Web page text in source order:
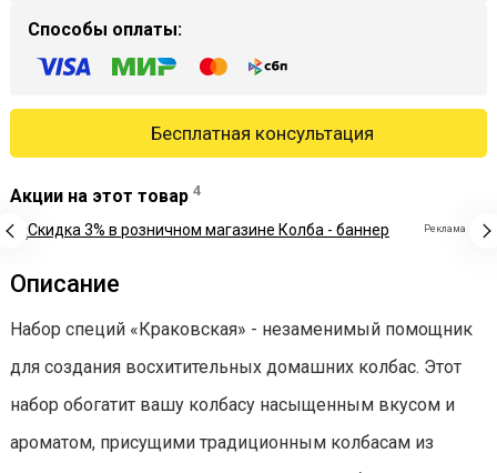
Способы оплаты:
Бесплатная консультация
Акции на этот товар 4
Реклама
Описание
Набор специй «Краковская» - незаменимый помощник
для создания восхитительных домашних колбас. Этот
набор обогатит вашу колбасу насыщенным вкусом и
ароматом, присущими традиционным колбасам из